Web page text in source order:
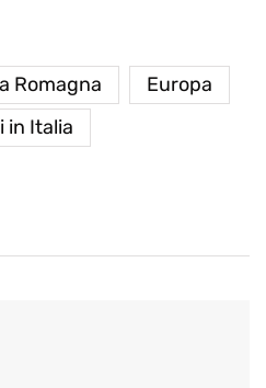
Romagna
Europa
in Italia